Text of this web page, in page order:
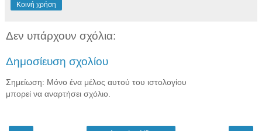
Κοινή χρήση
Δεν υπάρχουν σχόλια:
Δημοσίευση σχολίου
Σημείωση: Μόνο ένα μέλος αυτού του ιστολογίου
μπορεί να αναρτήσει σχόλιο.